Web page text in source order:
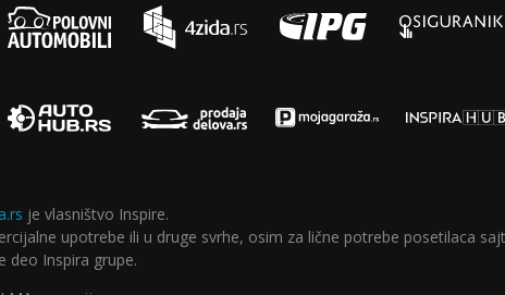
je vlasništvo Inspire.
upotrebe ili u druge svrhe, osim za lične potrebe posetilaca
deo Inspira grupe.